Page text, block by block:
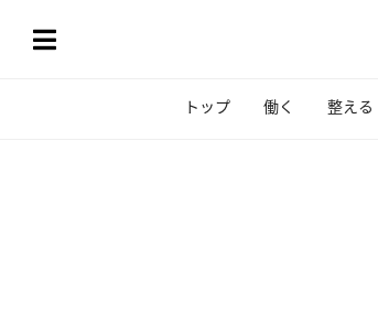
トップ 働く 整える